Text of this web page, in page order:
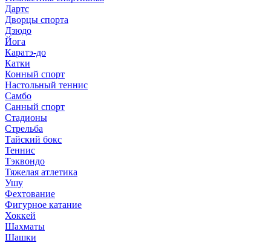
Дартс
Дворцы спорта
Дзюдо
Йога
Каратэ-до
Катки
Конный спорт
Настольный теннис
Самбо
Санный спорт
Стадионы
Стрельба
Тайский бокс
Теннис
Тэквондо
Тяжелая атлетика
Ушу
Фехтование
Фигурное катание
Хоккей
Шахматы
Шашки